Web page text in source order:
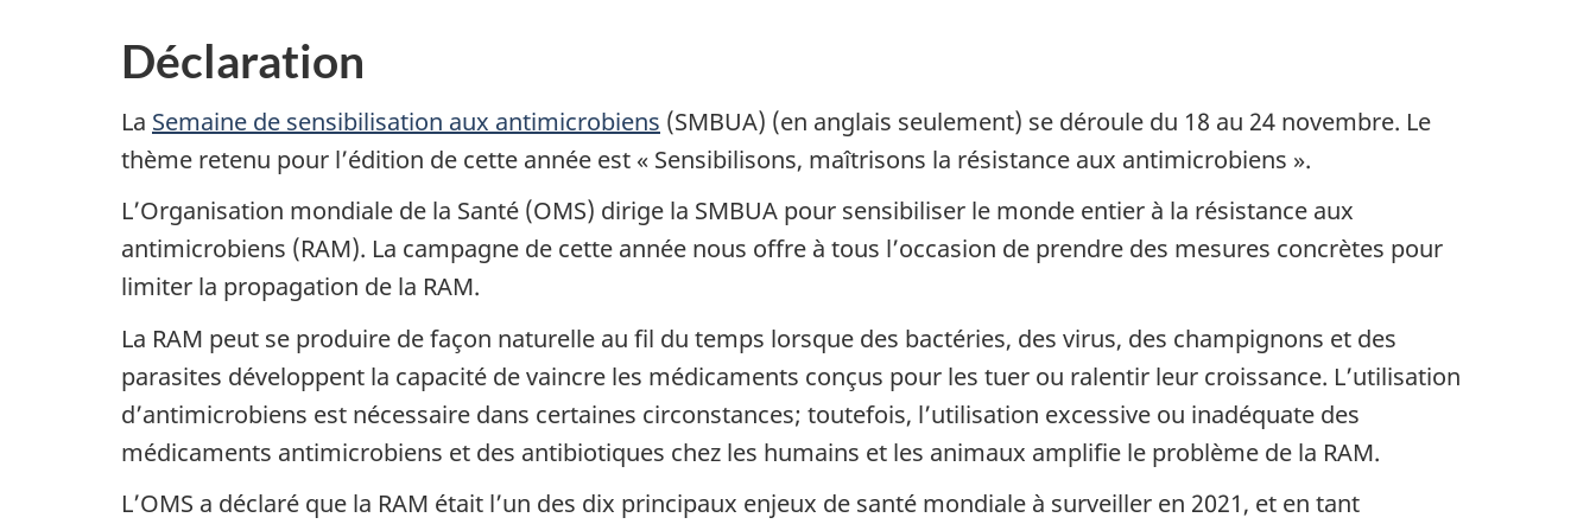
Déclaration
La Semaine de sensibilisation aux antimicrobiens (SMBUA) (en anglais seulement) se déroule du 18 au 24 novembre. Le
thème retenu pour l’édition de cette année est « Sensibilisons, maîtrisons la résistance aux antimicrobiens ».
L’Organisation mondiale de la Santé (OMS) dirige la SMBUA pour sensibiliser le monde entier à la résistance aux
antimicrobiens (RAM). La campagne de cette année nous offre à tous l’occasion de prendre des mesures concrètes pour
limiter la propagation de la RAM.
La RAM peut se produire de façon naturelle au fil du temps lorsque des bactéries, des virus, des champignons et des
parasites développent la capacité de vaincre les médicaments conçus pour les tuer ou ralentir leur croissance. L’utilisation
d’antimicrobiens est nécessaire dans certaines circonstances; toutefois, l’utilisation excessive ou inadéquate des
médicaments antimicrobiens et des antibiotiques chez les humains et les animaux amplifie le problème de la RAM.
L’OMS a déclaré que la RAM était l’un des dix principaux enjeux de santé mondiale à surveiller en 2021, et en tant